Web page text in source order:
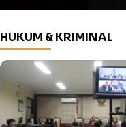
HUKUM & KRIMINAL